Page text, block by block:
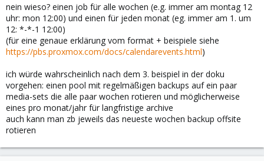
nein wieso? einen job für alle wochen (e.g. immer am montag 12
uhr: mon 12:00) und einen für jeden monat (eg. immer am 1. um
12: *-*-1 12:00)
(für eine genaue erklärung vom format + beispiele siehe
https://pbs.proxmox.com/docs/calendarevents.html)
ich würde wahrscheinlich nach dem 3. beispiel in der doku
vorgehen: einen pool mit regelmäßigen backups auf ein paar
media-sets die alle paar wochen rotieren und möglicherweise
eines pro monat/jahr für langfristige archive
auch kann man zb jeweils das neueste wochen backup offsite
rotieren